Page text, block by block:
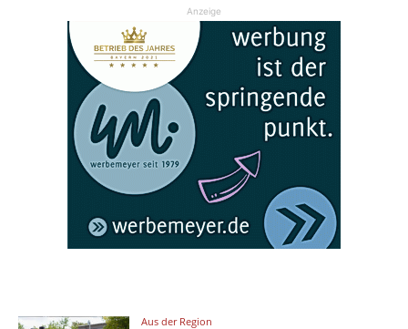
Anzeige
Aus der Region